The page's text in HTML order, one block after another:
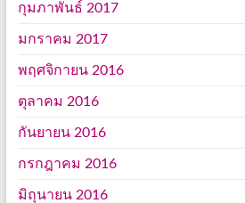
กุมภาพันธ์ 2017
มกราคม 2017
พฤศจิกายน 2016
ตุลาคม 2016
กันยายน 2016
กรกฎาคม 2016
มิถุนายน 2016